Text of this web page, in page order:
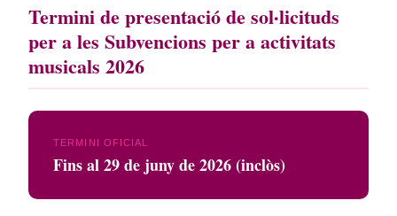
Termini de presentació de sol·licituds
per a les Subvencions per a activitats
musicals 2026
TERMINI OFICIAL
Fins al 29 de juny de 2026 (inclòs)